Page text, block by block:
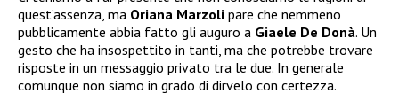
quest’assenza, ma Oriana Marzoli pare che nemmeno
pubblicamente abbia fatto gli auguro a Giaele De Donà. Un
gesto che ha insospettito in tanti, ma che potrebbe trovare
risposte in un messaggio privato tra le due. In generale
comunque non siamo in grado di dirvelo con certezza.